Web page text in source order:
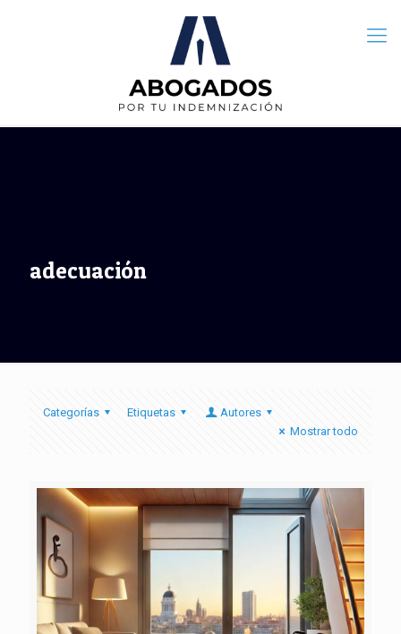
adecuación
Categorías Etiquetas
Autores
Mostrar todo